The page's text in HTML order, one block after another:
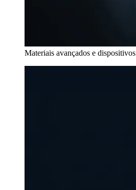
Materiais avançados e dispositivos